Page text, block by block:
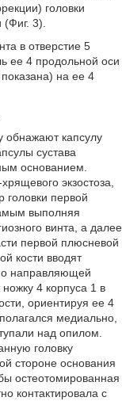
головки
3).
в отверстие 5
ее 4 продольной оси
на ее 4
обнажают капсулу
сустава
основанием.
экзостоза,
головки первой
выполняя
винта, а далее
первой плюсневой
кости вводят
направляющей
4 корпуса 1 в
ориентируя ее 4
медиально,
над опилом.
головку
стороне основания
остеотомированная
контактировала с